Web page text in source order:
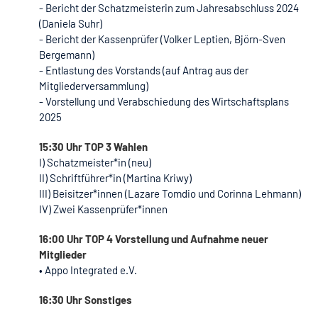
- Bericht der Schatzmeisterin zum Jahresabschluss 2024
(Daniela Suhr)
- Bericht der Kassenprüfer (Volker Leptien, Björn-Sven
Bergemann)
- Entlastung des Vorstands (auf Antrag aus der
Mitgliederversammlung)
- Vorstellung und Verabschiedung des Wirtschaftsplans
2025
15:30 Uhr TOP 3 Wahlen
I) Schatzmeister*in (neu)
II) Schriftführer*in (Martina Kriwy)
III) Beisitzer*innen (Lazare Tomdio und Corinna Lehmann)
IV) Zwei Kassenprüfer*innen
16:00 Uhr TOP 4 Vorstellung und Aufnahme neuer
Mitglieder
• Appo Integrated e.V.
16:30 Uhr Sonstiges